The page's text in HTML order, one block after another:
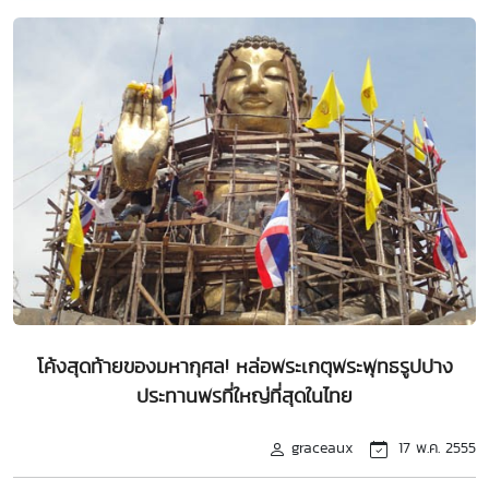
โค้งสุดท้ายของมหากุศล! หล่อพระเกตุพระพุทธรูปปาง
ประทานพรที่ใหญ่ที่สุดในไทย
graceaux 17 พ.ค. 2555